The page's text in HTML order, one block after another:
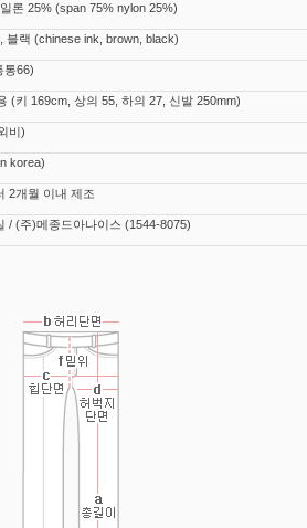
론 25% (span 75% nylon 25%)
블랙 (chinese ink, brown, black)
통66)
(키 169cm, 상의 55, 하의 27, 신발 250mm)
비)
korea)
2개월 이내 제조
/ (주)메종드아나이스 (1544-8075)